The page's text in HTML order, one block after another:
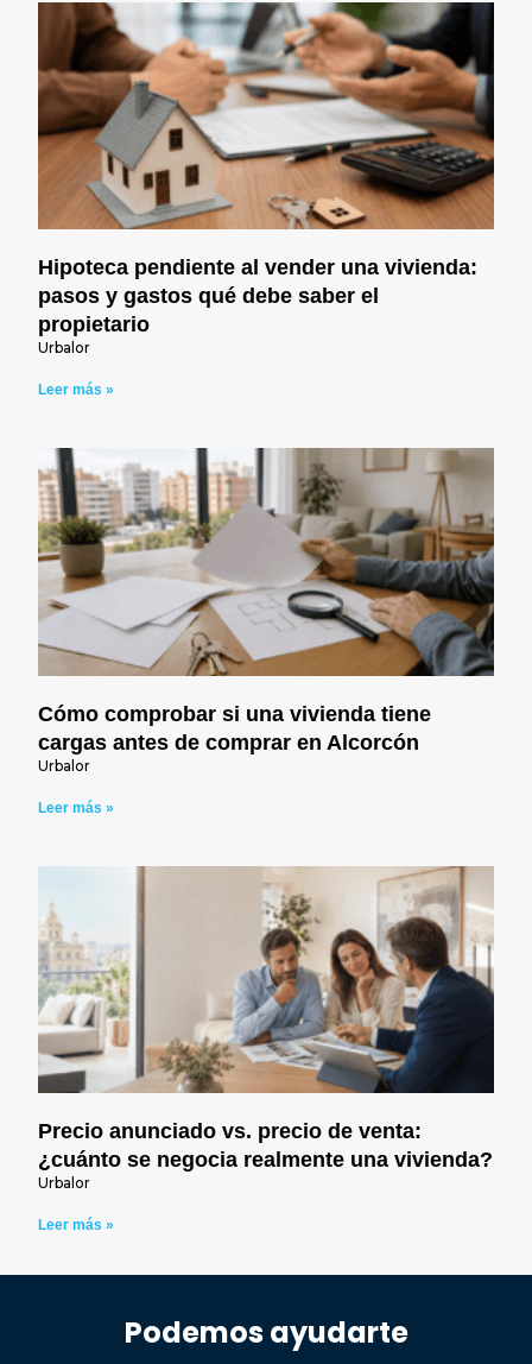
Hipoteca pendiente al vender una vivienda:
pasos y gastos qué debe saber el
propietario
Urbalor
Leer más »
Cómo comprobar si una vivienda tiene
cargas antes de comprar en Alcorcón
Urbalor
Leer más »
Precio anunciado vs. precio de venta:
¿cuánto se negocia realmente una vivienda?
Urbalor
Leer más »
Podemos ayudarte